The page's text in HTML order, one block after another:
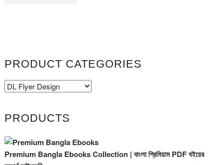
PRODUCT CATEGORIES
PRODUCTS
Premium Bangla Ebooks Collection | বাংলা প্রিমিয়াম PDF বইয়ের